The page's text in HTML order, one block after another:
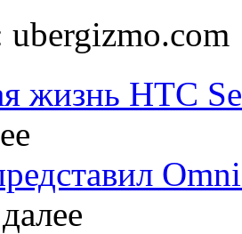
ubergizmo.com
жизнь HTC
далее